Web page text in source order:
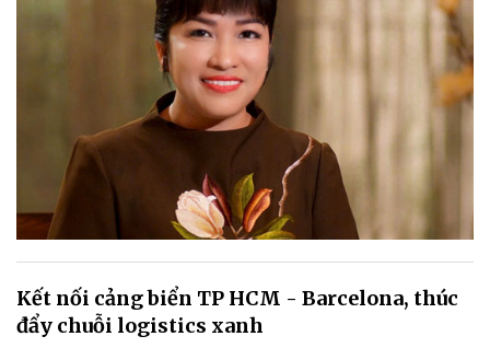
Kết nối cảng biển TP HCM - Barcelona, thúc
đẩy chuỗi logistics xanh